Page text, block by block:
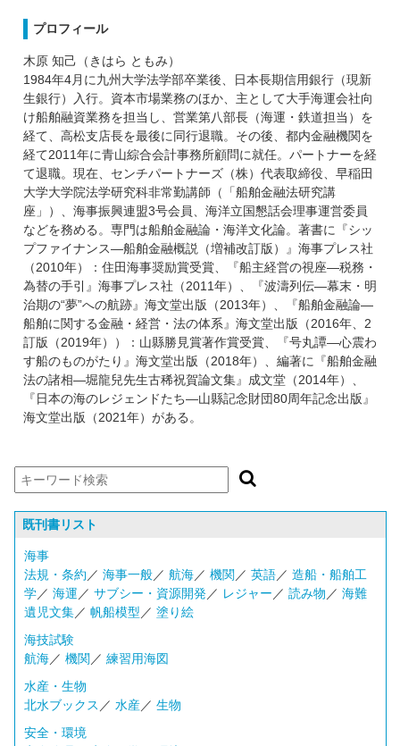
プロフィール
木原 知己（きはら ともみ）
1984年4月に九州大学法学部卒業後、日本長期信用銀行（現新
生銀行）入行。資本市場業務のほか、主として大手海運会社向
け船舶融資業務を担当し、営業第八部長（海運・鉄道担当）を
経て、高松支店長を最後に同行退職。その後、都内金融機関を
経て2011年に青山綜合会計事務所顧問に就任。パートナーを経
て退職。現在、センチパートナーズ（株）代表取締役、早稲田
大学大学院法学研究科非常勤講師（「船舶金融法研究講
座」）、海事振興連盟3号会員、海洋立国懇話会理事運営委員
などを務める。専門は船舶金融論・海洋文化論。著書に『シッ
プファイナンス―船舶金融概説（増補改訂版）』海事プレス社
（2010年）：住田海事奨励賞受賞、『船主経営の視座―税務・
為替の手引』海事プレス社（2011年）、『波濤列伝―幕末・明
治期の“夢”への航跡』海文堂出版（2013年）、『船舶金融論―
船舶に関する金融・経営・法の体系』海文堂出版（2016年、2
訂版（2019年））：山縣勝見賞著作賞受賞、『号丸譚―心震わ
す船のものがたり』海文堂出版（2018年）、編著に『船舶金融
法の諸相―堀龍兒先生古稀祝賀論文集』成文堂（2014年）、
『日本の海のレジェンドたち―山縣記念財団80周年記念出版』
海文堂出版（2021年）がある。
既刊書リスト
海事
法規・条約 ／ 海事一般／ 航海／ 機関 ／ 英語／ 造船・船舶工
学／ 海運 ／ サブシー・資源開発 ／ レジャー ／ 読み物 ／ 海難
遺児文集／ 帆船模型 ／ 塗り絵
海技試験
航海／ 機関 ／ 練習用海図
水産・生物
北水ブックス ／ 水産／ 生物
安全・環境